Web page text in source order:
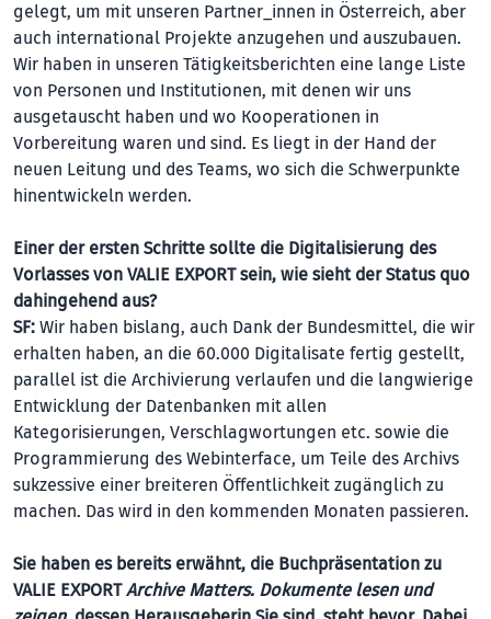
gelegt, um mit unseren Partner_innen in Österreich, aber
auch international Projekte anzugehen und auszubauen.
Wir haben in unseren Tätigkeitsberichten eine lange Liste
von Personen und Institutionen, mit denen wir uns
ausgetauscht haben und wo Kooperationen in
Vorbereitung waren und sind. Es liegt in der Hand der
neuen Leitung und des Teams, wo sich die Schwerpunkte
hinentwickeln werden.
Einer der ersten Schritte sollte die Digitalisierung des
Vorlasses von VALIE EXPORT sein, wie sieht der Status quo
dahingehend aus?
SF: Wir haben bislang, auch Dank der Bundesmittel, die wir
erhalten haben, an die 60.000 Digitalisate fertig gestellt,
parallel ist die Archivierung verlaufen und die langwierige
Entwicklung der Datenbanken mit allen
Kategorisierungen, Verschlagwortungen etc. sowie die
Programmierung des Webinterface, um Teile des Archivs
sukzessive einer breiteren Öffentlichkeit zugänglich zu
machen. Das wird in den kommenden Monaten passieren.
Sie haben es bereits erwähnt, die Buchpräsentation zu
VALIE EXPORTArchive Matters. Dokumente lesen und